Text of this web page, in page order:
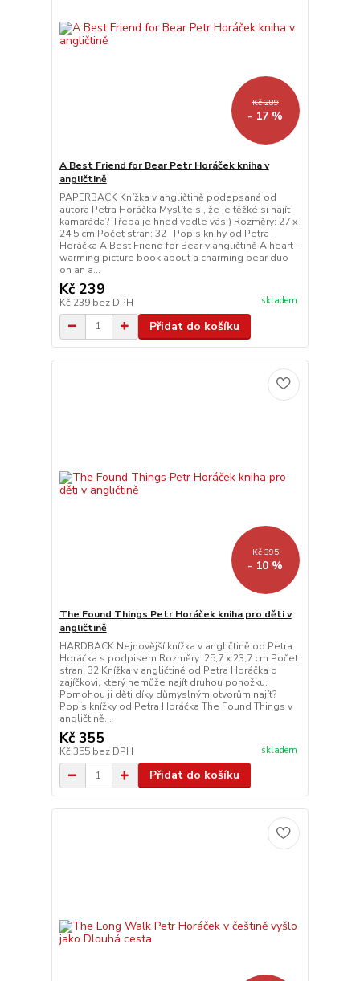
Kč 289
- 17 %
A Best Friend for Bear Petr Horáček kniha v
angličtině
PAPERBACK Knížka v angličtině podepsaná od
autora Petra Horáčka Myslíte si, že je těžké si najít
kamaráda? Třeba je hned vedle vás:) Rozměry: 27 x
24,5 cm Počet stran: 32 Popis knihy od Petra
Horáčka A Best Friend for Bear v angličtině A heart-
warming picture book about a charming bear duo
on an a...
Kč 239
Kč 239 bez DPH skladem
Přidat do košíku
Kč 395
- 10 %
The Found Things Petr Horáček kniha pro děti v
angličtině
HARDBACK Nejnovější knížka v angličtině od Petra
Horáčka s podpisem Rozměry: 25,7 x 23,7 cm Počet
stran: 32 Knížka v angličtině od Petra Horáčka o
zajíčkovi, který nemůže najít druhou ponožku.
Pomohou ji děti díky důmyslným otvorům najít?
Popis knížky od Petra Horáčka The Found Things v
angličtině...
Kč 355
Kč 355 bez DPH skladem
Přidat do košíku